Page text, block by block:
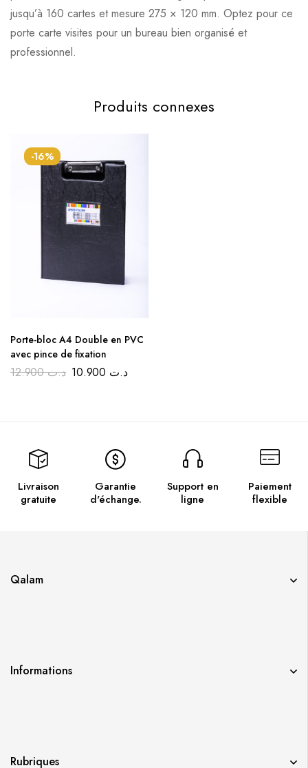
jusqu’à 160 cartes et mesure 275 × 120 mm. Optez pour ce
porte carte visites pour un bureau bien organisé et
professionnel.
Produits connexes
-16%
Porte-bloc A4 Double en PVC
avec pince de fixation
د.ت12.900 د.ت
Livraison
gratuite
Garantie
d'échange.
Support en
ligne
Paiement
flexible
Qalam
Informations
Rubriques